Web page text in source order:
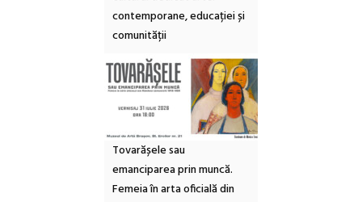
contemporane, educației și
comunității
Tovarășele sau
emanciparea prin muncă.
Femeia în arta oficială din